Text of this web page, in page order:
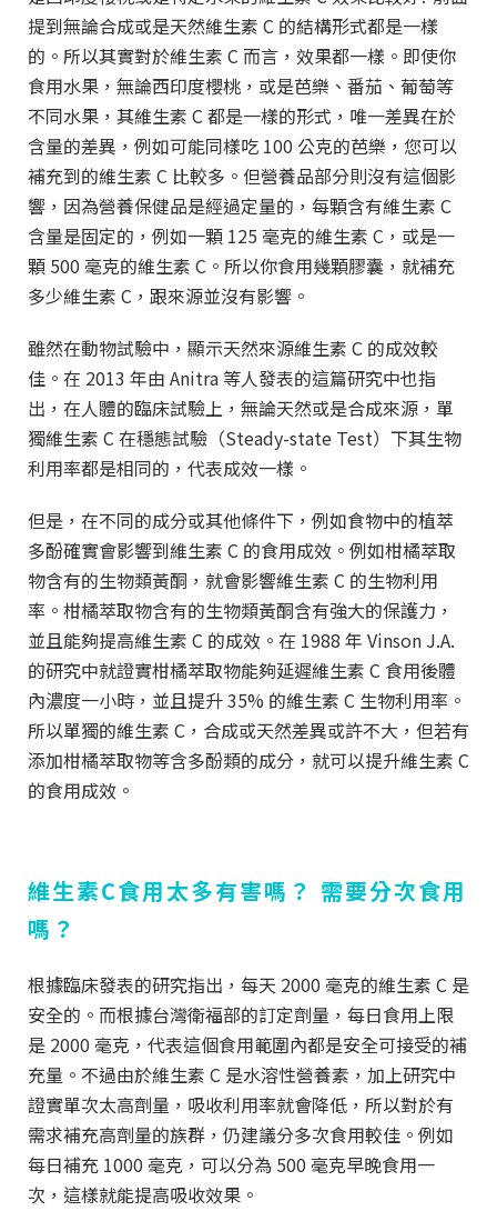
提到無論合成或是天然維生素 C 的結構形式都是一樣
的。所以其實對於維生素 C 而言，效果都一樣。即使你
食用水果，無論西印度櫻桃，或是芭樂、番茄、葡萄等
不同水果，其維生素 C 都是一樣的形式，唯一差異在於
含量的差異，例如可能同樣吃 100 公克的芭樂，您可以
補充到的維生素 C 比較多。但營養品部分則沒有這個影
響，因為營養保健品是經過定量的，每顆含有維生素 C
含量是固定的，例如一顆 125 毫克的維生素 C，或是一
顆 500 毫克的維生素 C。所以你食用幾顆膠囊，就補充
多少維生素 C，跟來源並沒有影響。
雖然在動物試驗中，顯示天然來源維生素 C 的成效較
佳。在 2013 年由 Anitra 等人發表的這篇研究中也指
出，在人體的臨床試驗上，無論天然或是合成來源，單
獨維生素 C 在穩態試驗（Steady-state Test）下其生物
利用率都是相同的，代表成效一樣。
但是，在不同的成分或其他條件下，例如食物中的植萃
多酚確實會影響到維生素 C 的食用成效。例如柑橘萃取
物含有的生物類黃酮，就會影響維生素 C 的生物利用
率。柑橘萃取物含有的生物類黃酮含有強大的保護力，
並且能夠提高維生素 C 的成效。在 1988 年 Vinson J.A.
的研究中就證實柑橘萃取物能夠延遲維生素 C 食用後體
內濃度一小時，並且提升 35% 的維生素 C 生物利用率。
所以單獨的維生素 C，合成或天然差異或許不大，但若有
添加柑橘萃取物等含多酚類的成分，就可以提升維生素 C
的食用成效。
維生素C食用太多有害嗎 ？ 需要分次食用
嗎 ？
根據臨床發表的研究指出，每天 2000 毫克的維生素 C 是
安全的。而根據台灣衛福部的訂定劑量，每日食用上限
是 2000 毫克，代表這個食用範圍內都是安全可接受的補
充量。不過由於維生素 C 是水溶性營養素，加上研究中
證實單次太高劑量，吸收利用率就會降低，所以對於有
需求補充高劑量的族群，仍建議分多次食用較佳。例如
每日補充 1000 毫克，可以分為 500 毫克早晚食用一
次，這樣就能提高吸收效果。